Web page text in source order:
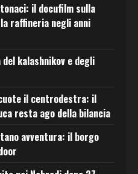
il docufilm sulla
raffineria negli anni
kalashnikov e degli
il centrodestra: il
resta ago della bilancia
avventura: il borgo